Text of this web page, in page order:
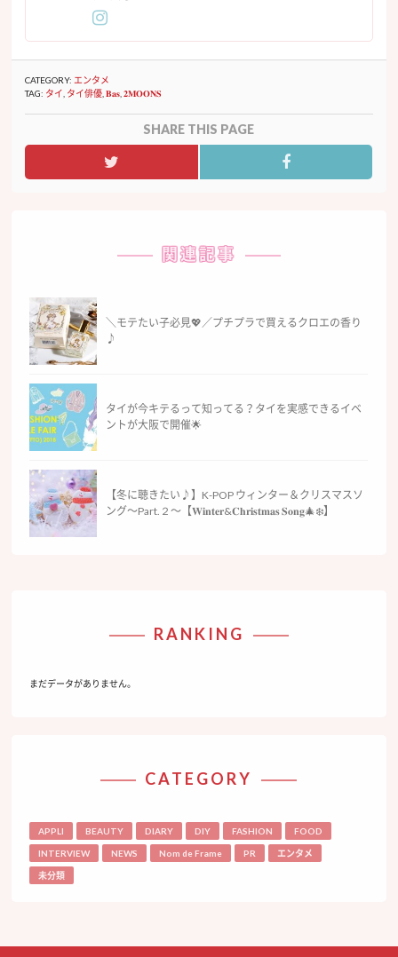
CATEGORY: エンタメ
TAG: タイ タイ俳優 ,𝐁𝐚𝐬 ,𝟐𝐌𝐎𝐎𝐍𝐒
SHARE THIS PAGE
関連記事
＼モテたい子必見💖／プチプラで買えるクロエの香り
♪
タイが今キテるって知ってる？タイを実感できるイベ
ントが大阪で開催🌟
【冬に聴きたい♪】K-POP ウィンター＆クリスマスソ
ング〜Part.２〜【𝐖𝐢𝐧𝐭𝐞𝐫&𝐂𝐡𝐫𝐢𝐬𝐭𝐦𝐚𝐬 𝐒𝐨𝐧𝐠🎄❄️】
RANKING
まだデータがありません。
CATEGORY
APPLI BEAUTY DIARY DIY FASHION FOOD
INTERVIEW NEWS Nom de Frame PR エンタメ
未分類